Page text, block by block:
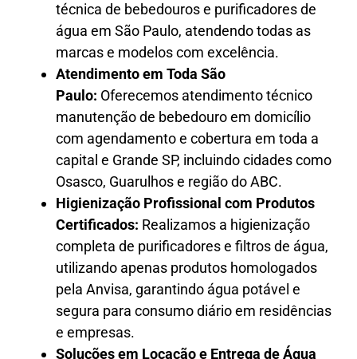
técnica de bebedouros e purificadores de
água em São Paulo, atendendo todas as
marcas e modelos com excelência.
Atendimento em Toda São
Paulo: Oferecemos atendimento técnico
manutenção de bebedouro em domicílio
com agendamento e cobertura em toda a
capital e Grande SP, incluindo cidades como
Osasco, Guarulhos e região do ABC.
Higienização Profissional com Produtos
Certificados: Realizamos a higienização
completa de purificadores e filtros de água,
utilizando apenas produtos homologados
pela Anvisa, garantindo água potável e
segura para consumo diário em residências
e empresas.
Soluções em Locação e Entrega de Água